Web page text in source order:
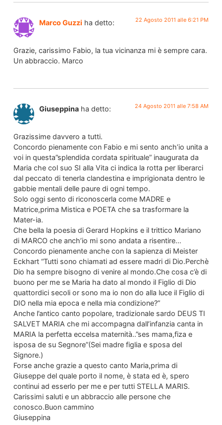
Marco Guzzi ha detto: 22 Agosto 2011 alle 6:21 PM
Grazie, carissimo Fabio, la tua vicinanza mi è sempre cara.
Un abbraccio. Marco
Giuseppina ha detto: 24 Agosto 2011 alle 7:58 AM
Grazissime davvero a tutti.
Concordo pienamente con Fabio e mi sento anch’io unita a
voi in questa”splendida cordata spirituale” inaugurata da
Maria che col suo SI alla Vita ci indica la rotta per liberarci
dal peccato di tenerla clandestina e imprigionata dentro le
gabbie mentali delle paure di ogni tempo.
Solo oggi sento di riconoscerla come MADRE e
Matrice,prima Mistica e POETA che sa trasformare la
Mater-ia.
Che bella la poesia di Gerard Hopkins e il trittico Mariano
di MARCO che anch’io mi sono andata a risentire…
Concordo pienamente anche con la sapienza di Meister
Eckhart “Tutti sono chiamati ad essere madri di Dio.Perchè
Dio ha sempre bisogno di venire al mondo.Che cosa c’è di
buono per me se Maria ha dato al mondo il Figlio di Dio
quattordici secoli or sono ma io non do alla luce il Figlio di
DIO nella mia epoca e nella mia condizione?”
Anche l’antico canto popolare, tradizionale sardo DEUS TI
SALVET MARIA che mi accompagna dall’infanzia canta in
MARIA la perfetta eccelsa maternità..”ses mama,fiza e
isposa de su Segnore”(Sei madre figlia e sposa del
Signore.)
Forse anche grazie a questo canto Maria,prima di
Giuseppe del quale porto il nome, è stata ed è, spero
continui ad esserlo per me e per tutti STELLA MARIS.
Carissimi saluti e un abbraccio alle persone che
conosco.Buon cammino
Giuseppina